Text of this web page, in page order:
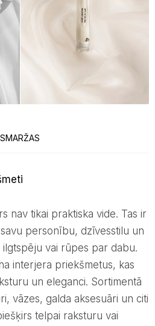
SMARŽAS
nav tikai praktiska vide. Tas ir
personību, dzīvesstilu un
vai rūpes par dabu.
interjera priekšmetus, kas
un eleganci. Sortimentā
vāzes, galda aksesuāri un citi
telpai raksturu vai